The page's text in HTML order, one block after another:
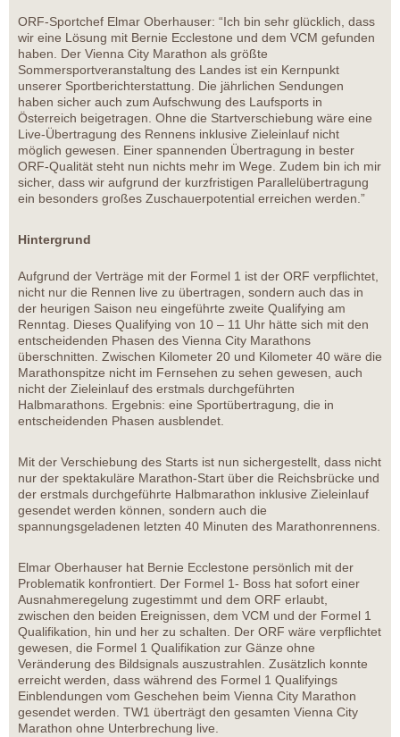
ORF-Sportchef Elmar Oberhauser: “Ich bin sehr glücklich, dass
wir eine Lösung mit Bernie Ecclestone und dem VCM gefunden
haben. Der Vienna City Marathon als größte
Sommersportveranstaltung des Landes ist ein Kernpunkt
unserer Sportberichterstattung. Die jährlichen Sendungen
haben sicher auch zum Aufschwung des Laufsports in
Österreich beigetragen. Ohne die Startverschiebung wäre eine
Live-Übertragung des Rennens inklusive Zieleinlauf nicht
möglich gewesen. Einer spannenden Übertragung in bester
ORF-Qualität steht nun nichts mehr im Wege. Zudem bin ich mir
sicher, dass wir aufgrund der kurzfristigen Parallelübertragung
ein besonders großes Zuschauerpotential erreichen werden.”
Hintergrund
Aufgrund der Verträge mit der Formel 1 ist der ORF verpflichtet,
nicht nur die Rennen live zu übertragen, sondern auch das in
der heurigen Saison neu eingeführte zweite Qualifying am
Renntag. Dieses Qualifying von 10 – 11 Uhr hätte sich mit den
entscheidenden Phasen des Vienna City Marathons
überschnitten. Zwischen Kilometer 20 und Kilometer 40 wäre die
Marathonspitze nicht im Fernsehen zu sehen gewesen, auch
nicht der Zieleinlauf des erstmals durchgeführten
Halbmarathons. Ergebnis: eine Sportübertragung, die in
entscheidenden Phasen ausblendet.
Mit der Verschiebung des Starts ist nun sichergestellt, dass nicht
nur der spektakuläre Marathon-Start über die Reichsbrücke und
der erstmals durchgeführte Halbmarathon inklusive Zieleinlauf
gesendet werden können, sondern auch die
spannungsgeladenen letzten 40 Minuten des Marathonrennens.
Elmar Oberhauser hat Bernie Ecclestone persönlich mit der
Problematik konfrontiert. Der Formel 1- Boss hat sofort einer
Ausnahmeregelung zugestimmt und dem ORF erlaubt,
zwischen den beiden Ereignissen, dem VCM und der Formel 1
Qualifikation, hin und her zu schalten. Der ORF wäre verpflichtet
gewesen, die Formel 1 Qualifikation zur Gänze ohne
Veränderung des Bildsignals auszustrahlen. Zusätzlich konnte
erreicht werden, dass während des Formel 1 Qualifyings
Einblendungen vom Geschehen beim Vienna City Marathon
gesendet werden. TW1 überträgt den gesamten Vienna City
Marathon ohne Unterbrechung live.